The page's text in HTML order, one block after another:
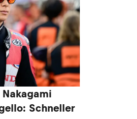
Nakagami
Schneller